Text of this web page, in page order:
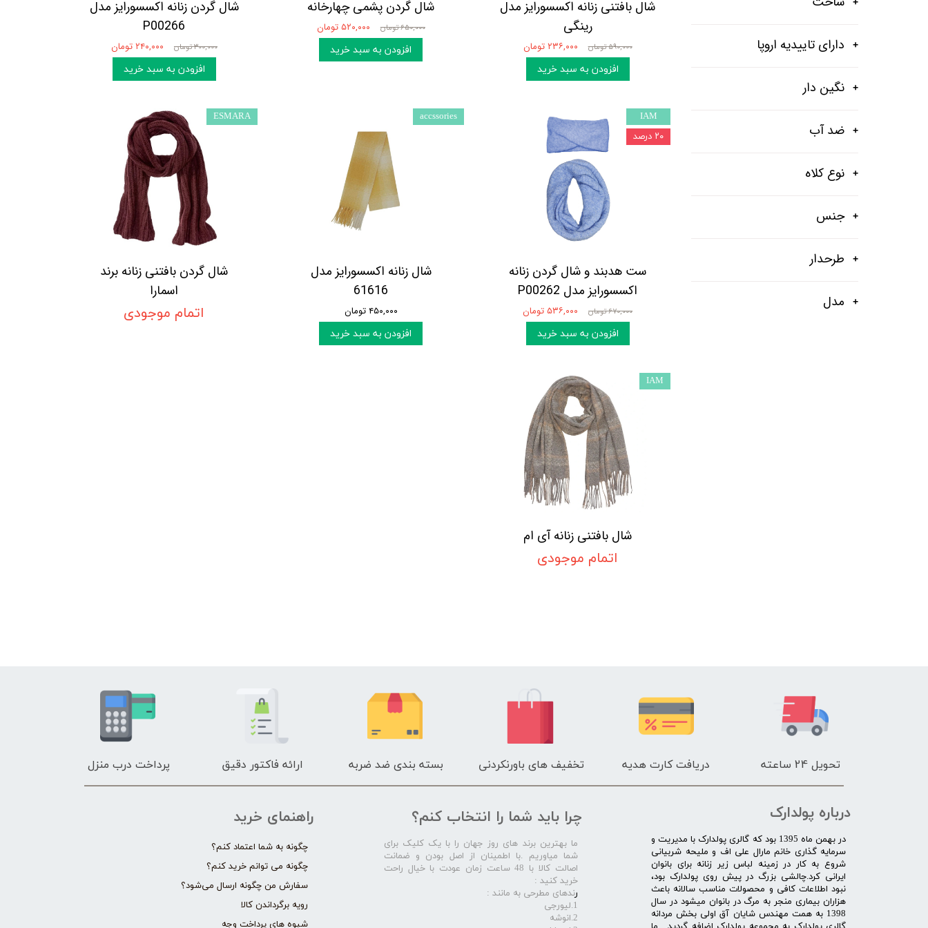
اکسسوری
کفش زنانه
دارای تاییدیه اروپا
نگین دار
ضد آب
نوع کلاه
جنس
طرحدار
مدل
شال بافتنی زنانه اکسسورایز مدل
رینگی
۵۹۰,۰۰۰ تومان ۲۳۶,۰۰۰ تومان
افزودن به سبد خرید
شال گردن پشمی چهارخانه
۶۵۰,۰۰۰ تومان ۵۲۰,۰۰۰ تومان
افزودن به سبد خرید
شال گردن زنانه اکسسورایز مدل
P00266
۳۰۰,۰۰۰ تومان ۲۴۰,۰۰۰ تومان
افزودن به سبد خرید
ست هدبند و شال گردن زنانه
اکسسورایز مدل P00262
۶۷۰,۰۰۰ تومان ۵۳۶,۰۰۰ تومان
افزودن به سبد خرید
IAM
۲۰ درصد
شال زنانه اکسسورایز مدل
61616
۴۵۰,۰۰۰ تومان
افزودن به سبد خرید
accssories
شال گردن بافتنی زنانه برند
اسمارا
اتمام موجودی
ESMARA
شال بافتنی زنانه آی ام
اتمام موجودی
IAM
تحویل 24 ساعته دریافت کارت هدیه تخفیف های باورنکردنی بسته بندی ضد ضربه ارائه فاکتور دقیق پرداخت درب منزل
درباره پولدارک
در بهمن ماه 1395 بود که گالری پولدارک با مدیریت و
سرمایه گذاری خانم مارال علی اف و ملیحه شربیانی
شروع به کار در زمینه لباس زیر زنانه برای بانوان
ایرانی کرد.چالشی بزرگ در پیش روی پولدارک بود،
نبود اطلاعات کافی و محصولات مناسب سالانه باعث
هزاران بیماری منجر به مرگ در بانوان میشود در سال
1398 به همت مهندس شایان آق اولی بخش مردانه
راهنمای خرید
چگونه به شما اعتماد کنم؟
چگونه می توانم خرید کنم؟
سفارش من چگونه ارسال می‌شود؟
رویه برگرداندن کالا
شیوه های پرداخت وجه
چرا باید شما را انتخاب کنم؟
ما بهترین برند های روز جهان را با یک کلیک برای
شما میاوریم .با اطمینان از اصل بودن و ضمانت
اصالت کالا با 48 ساعت زمان عودت با خیال راحت
خرید کنید :
رندهای مطرحی به مانند :
1.لیورجی
2.انوشه